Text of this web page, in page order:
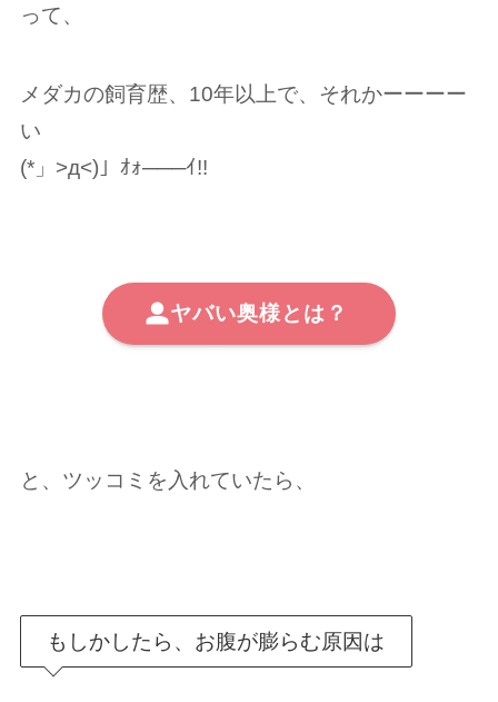
って、
メダカの飼育歴、10年以上で、それかーーーー
い
(*」>д<)」ｵｫ───ｲ!!
ヤバい奥様とは？
と、ツッコミを入れていたら、
もしかしたら、お腹が膨らむ原因は